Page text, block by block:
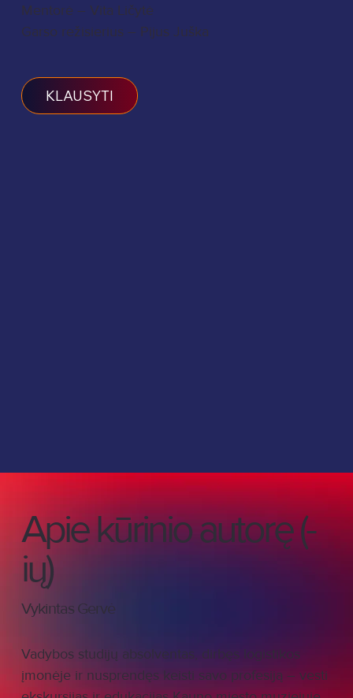
Mentorė – Vita Ličytė
Garso režisierius – Pijus Juška
KLAUSYTI
Apie kūrinio autorę (-
ių)
Vykintas Gervė
Vadybos studijų absolventas, dirbęs logistikos
įmonėje ir nusprendęs keisti savo profesiją – vesti